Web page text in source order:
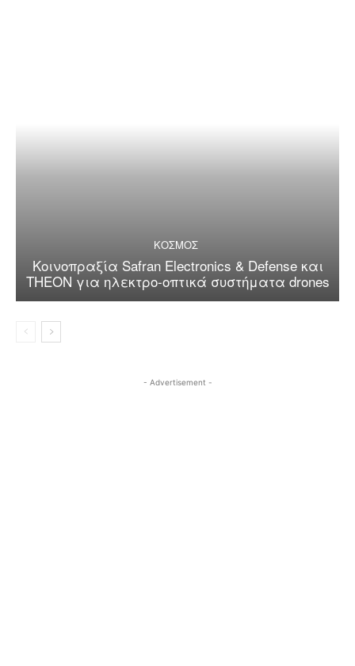
ΚΟΣΜΟΣ
Κοινοπραξία Safran Electronics & Defense και
THEON για ηλεκτρο-οπτικά συστήματα drones
- Advertisement -